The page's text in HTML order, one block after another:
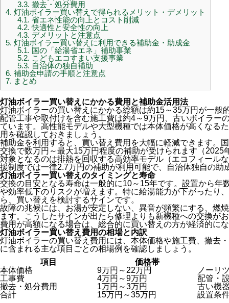
3.3. 撤去・処分費用
4. 灯油ボイラー買い替えで得られるメリット・デメリット
4.1. 省エネ性能の向上とコスト削減
4.2. 快適性と安全性の向上
4.3. デメリットと注意点
5. 灯油ボイラー買い替えに利用できる補助金・助成金
5.1. 国の「給湯省エネ」補助事業
5.2. こどもエコすまい支援事業
5.3. 自治体の独自補助
6. 補助金申請の手順と注意点
7. まとめ
灯油ボイラー買い替えにかかる費用と補助金活用法
灯油ボイラーの買い替えにかかる総額は約15～35万円が一般
配管工事や取付けを含む施工費は約4～9万円、古いボイラー
ています。高性能モデルや大型機種では本体価格が高くなる
用を確認しておきましょう。
補助金を利用すると、買い替え費用を大幅に軽減できます。
交換で数万円～最大15万円程度の補助が受けられます（2025
対象となるのは排熱を回収する高効率モデル（エコフィール
援制度では一律2.7万円の補助が利用可能で、自治体独自の助
灯油ボイラー買い替えのタイミングと寿命
交換の目安となる寿命は一般的に10～15年です。設置から年
や効率低下のリスクが増えます。特に給湯能力が下がったり
ら、買い替えを検討するサインです。
故障の兆候には、お湯が安定しない、異音が頻繁にする、燃
ます。こうしたサインが出たら修理よりも新機種への交換が
費用が高額になる場合は、総合的に買い替えの方が経済的に
灯油ボイラー買い替え費用の相場と内訳
灯油ボイラーの買い替え費用には、本体価格や施工費、撤去
に含まれる主な項目ごとの相場例を確認しましょう。
項目
価格帯
本体価格
9万円～22万円
ノーリ
工事費
4万円～9万円
配管・
撤去・処分費用
1万円～3万円
古い機
合計
15万円～35万円
設置条